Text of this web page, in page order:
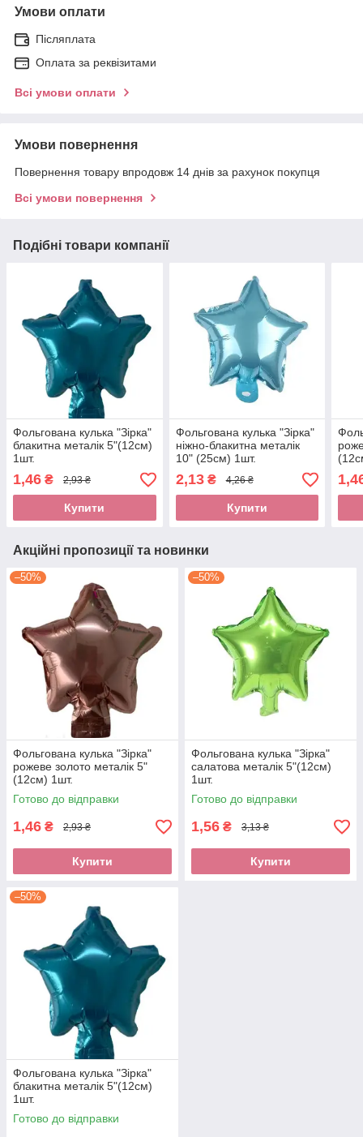
Умови оплати
Післяплата
Оплата за реквізитами
Всі умови оплати
Умови повернення
Повернення товару впродовж 14 днів за рахунок покупця
Всі умови повернення
Подібні товари компанії
Фольгована кулька "Зірка"
блакитна металік 5"(12см)
1шт.
1,46 ₴ 2,93 ₴
Купити
Фольгована кулька "Зірка"
ніжно-блакитна металік
10" (25см) 1шт.
2,13₴ 4,26 ₴
Купити
Акційні пропозиції та новинки
–50%
Фольгована кулька "Зірка"
рожеве золото металік 5"
(12см) 1шт.
Готово до відправки
1,46 ₴ 2,93 ₴
Купити
–50%
Фольгована кулька "Зірка"
салатова металік 5"(12см)
1шт.
Готово до відправки
1,56 ₴ 3,13 ₴
Купити
–50%
Фольгована кулька "Зірка"
блакитна металік 5"(12см)
1шт.
Готово до відправки